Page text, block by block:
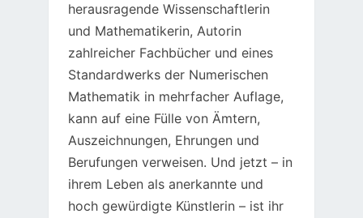
herausragende Wissenschaftlerin
und Mathematikerin, Autorin
zahlreicher Fachbücher und eines
Standardwerks der Numerischen
Mathematik in mehrfacher Auflage,
kann auf eine Fülle von Ämtern,
Auszeichnungen, Ehrungen und
Berufungen verweisen. Und jetzt – in
ihrem Leben als anerkannte und
hoch gewürdigte Künstlerin – ist ihr